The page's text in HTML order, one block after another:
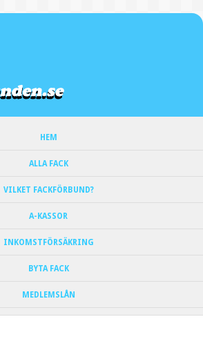
HEM
ALLA FACK
VILKET FACKFÖRBUND?
A-KASSOR
INKOMSTFÖRSÄKRING
BYTA FACK
MEDLEMSLÅN